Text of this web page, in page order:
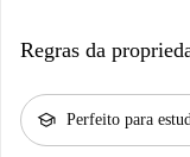
Regras da
school Perfeito para